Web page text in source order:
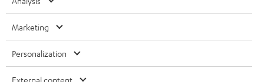
Marketing
Personalization
External content